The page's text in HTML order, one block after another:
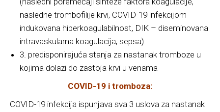
nasledne trombofilije krvi, COVID-19 infekcijom
indukovana hiperkoagulabilnost, DIK – diseminovana
intravaskularna koagulacija, sepsa)
3. predisponirajuća stanja za nastanak tromboze u
kojima dolazi do zastoja krvi u venama
COVID-19 i tromboza:
COVID-19 infekcija ispunjava sva 3 uslova za nastanak